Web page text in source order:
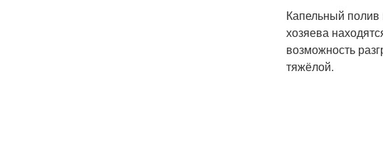
Капельный полив
хозяева
возможность
тяжёлой.